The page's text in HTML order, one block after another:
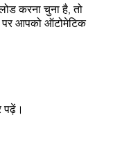
करना चुना है, तो
पर आपको ऑटोमेटिक
पढ़ें।